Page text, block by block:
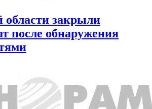
области закрыли
после обнаружения